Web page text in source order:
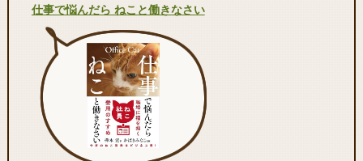
仕事で悩んだら ねこと働きなさい